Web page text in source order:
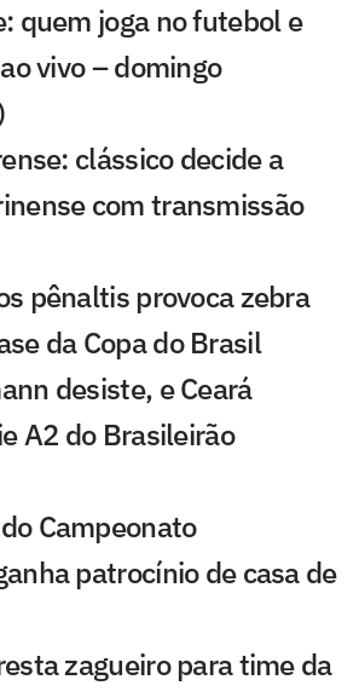
quem joga no futebol e
vivo – domingo
clássico decide a
com transmissão
pênaltis provoca zebra
da Copa do Brasil
desiste, e Ceará
A2 do Brasileirão
Campeonato
patrocínio de casa de
zagueiro para time da